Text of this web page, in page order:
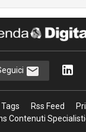
Tags Rss Feed
Contenuti